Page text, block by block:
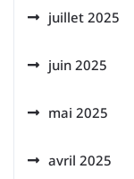
juillet 2025
juin 2025
mai 2025
avril 2025